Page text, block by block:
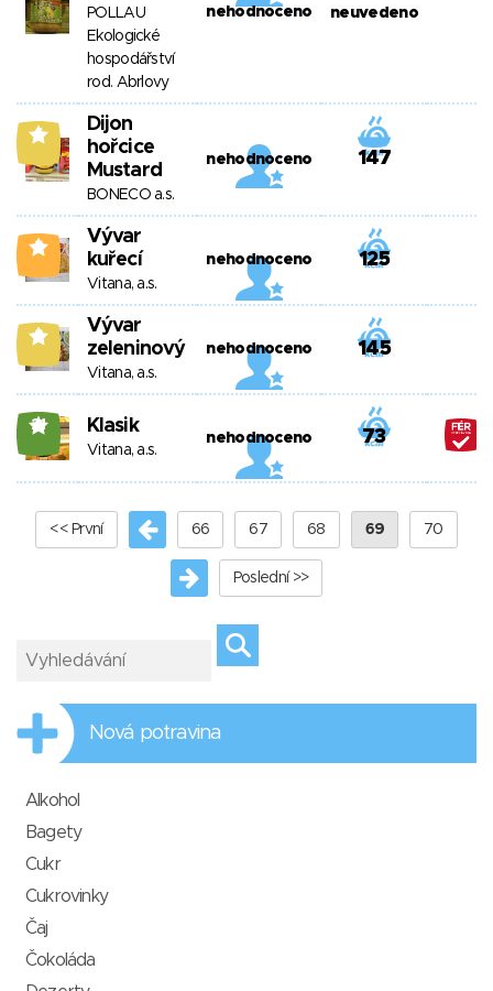
POLLAU
Ekologické
hospodářství
rod. Abrlovy
nehodnoceno neuvedeno
6
Dijon
hořcice
Mustard
BONECO a.s.
nehodnoceno 147
2
Vývar
kuřecí
Vitana, a.s.
nehodnoceno 125
8
Vývar
zeleninový
Vitana, a.s.
nehodnoceno 145
21 Klasik
Vitana, a.s.
nehodnoceno 73
<< První 66 67 68 69 70
Poslední >>
Nová potravina
Alkohol
Bagety
Cukr
Cukrovinky
Čaj
Čokoláda